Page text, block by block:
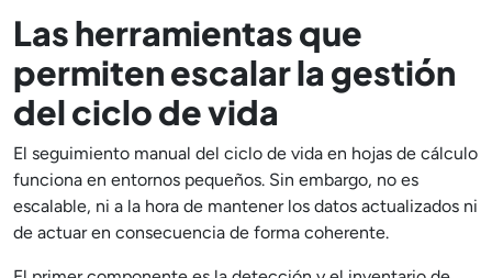
Las herramientas que
permiten escalar la gestión
del ciclo de vida
El seguimiento manual del ciclo de vida en hojas de cálculo
funciona en entornos pequeños. Sin embargo, no es
escalable, ni a la hora de mantener los datos actualizados ni
de actuar en consecuencia de forma coherente.